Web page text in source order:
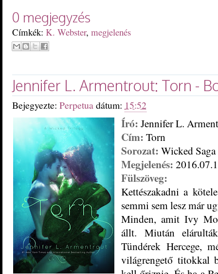
0 megjegyzés
Címkék: K. Webster, megjelenés
Jennifer L. Armentrout: Torn -
Bejegyezte: Perpetuadátum: 15:52
Író: Jennifer L.
Cím: Torn
Sorozat: Wicked Saga
Megjelenés: 2016.07.
Fülszöveg:
Kettészakadni a
semmi sem lesz már
Minden, amit Ivy
állt. Miután
Tündérek Hercege,
világrengető titokkal